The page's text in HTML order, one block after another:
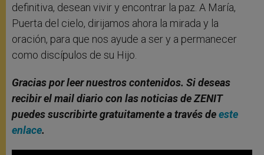
definitiva, desean vivir y encontrar la paz. A María,
Puerta del cielo, dirijamos ahora la mirada y la
oración, para que nos ayude a ser y a permanecer
como discípulos de su Hijo.
Gracias por leer nuestros contenidos. Si deseas
recibir el mail diario con las noticias de ZENIT
puedes suscribirte gratuitamente a través deeste
enlace.